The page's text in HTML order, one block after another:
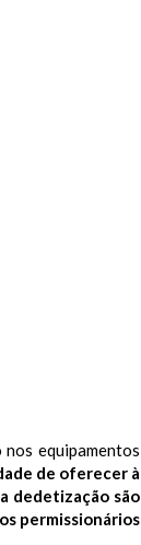
equipamentos
de oferecer à
dedetização são
permissionários